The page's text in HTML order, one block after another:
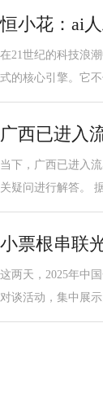
恒小花：ai
在21世纪的科技浪
式的核心引擎。它
广西已进入
当下，广西已进入
关疑问进行解答。
小票根串联
这两天，2025年中
对谈活动，集中展